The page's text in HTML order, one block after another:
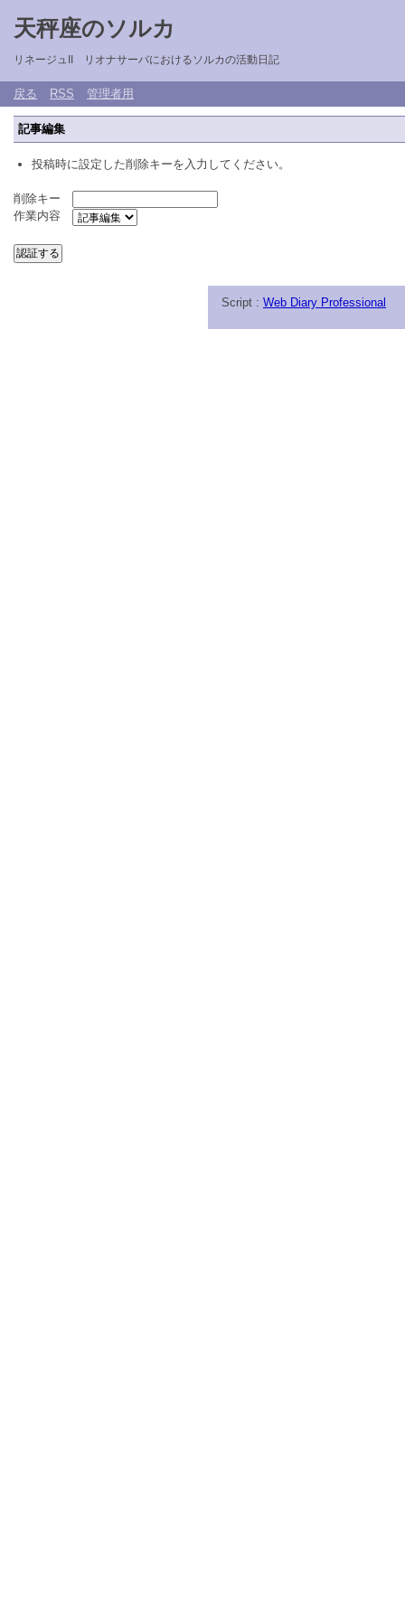
天秤座のソルカ
リネージュII リオナサーバにおけるソルカの活動日記
戻る RSS 管理者用
記事編集
投稿時に設定した削除キーを入力してください。
削除キー
作業内容
Script : Web Diary Professional